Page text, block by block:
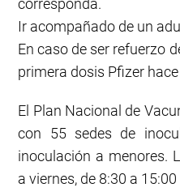
corresponda.
Ir acompañado de un
En caso de ser refuerzo
primera dosis Pfizer
El Plan Nacional de
con 55 sedes de
inoculación a menores.
a viernes, de 8:30 a